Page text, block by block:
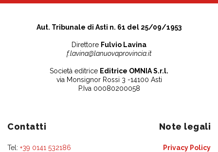
Aut. Tribunale di Asti n. 61 del 25/09/1953
Direttore Fulvio Lavina
f.lavina@lanuovaprovincia.it
Società editrice Editrice OMNIA S.r.l.
via Monsignor Rossi 3 -14100 Asti
P.Iva 00080200058
Contatti
Tel: +39 0141 532186
Note legali
Privacy Policy